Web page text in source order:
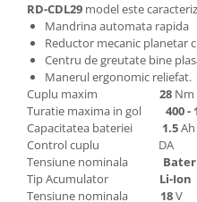
Freza de zapada
Echipamente de curatenie
RD-CDL29 model este
Mandrina automata rapida
Reductor mecanic planetar
Centru de greutate bine
Manerul ergonomic reliefat.
Cuplu maxim 28 Nm
Turatie maxima in gol 400 -
Capacitatea bateriei 1.5Ah
Control cuplu DA
Tensiune nominala
Tip Acumulator Li-Ion
Tensiune nominala 18V